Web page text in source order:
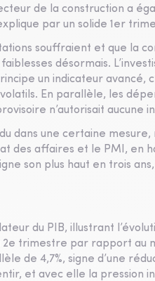
de la construction a
par un solide 1er
souffraient et que la
désormais.
un indicateur avancé,
En parallèle, les
n’autorisait aucune
dans une certaine
des affaires et le PMI, en
son plus haut en trois
du PIB, illustrant
2e trimestre par rapport
de 4,7%, signe d’une
et avec elle la pression